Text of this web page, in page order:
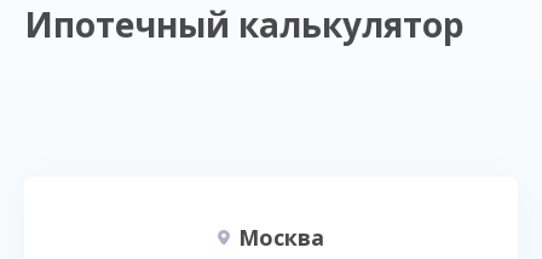
Ипотечный калькулятор
Москва